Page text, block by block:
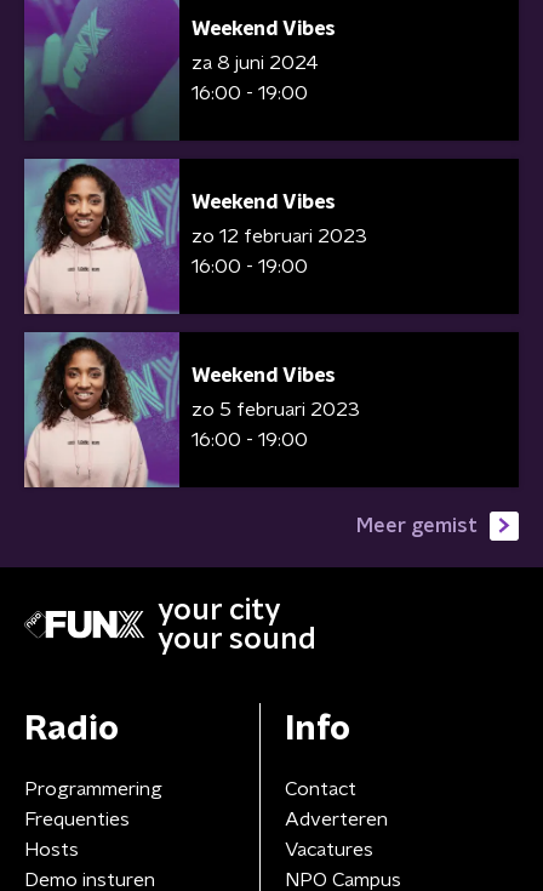
Weekend Vibes
za 8 juni 2024
16:00 - 19:00
Weekend Vibes
zo 12 februari 2023
16:00 - 19:00
Weekend Vibes
zo 5 februari 2023
16:00 - 19:00
Meer gemist
your city
your sound
Radio
Programmering
Frequenties
Hosts
Demo insturen
Info
Contact
Adverteren
Vacatures
NPO Campus